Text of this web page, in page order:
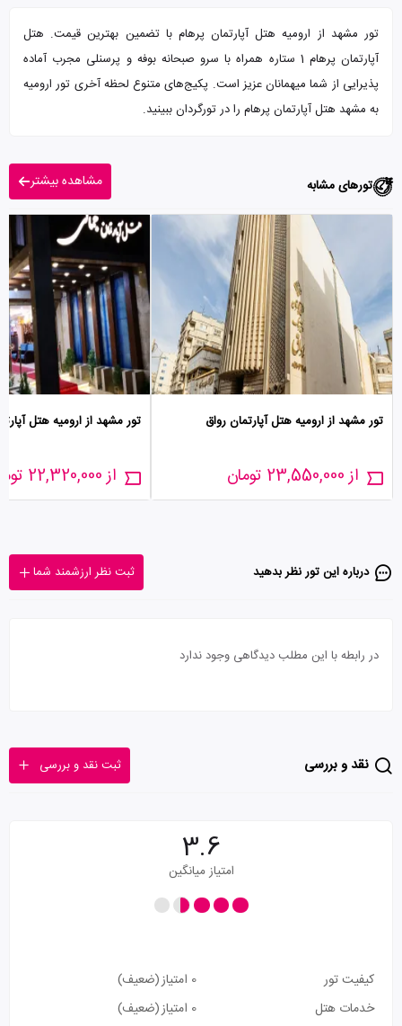
تور مشهد از ارومیه هتل آپارتمان پرهام با تضمین بهترین قیمت. هتل
آپارتمان پرهام 1 ستاره همراه با سرو صبحانه بوفه و پرسنلی مجرب آماده
پذیرایی از شما میهمانان عزیز است. پکیج‌های متنوع لحظه آخری تور ارومیه
به مشهد هتل آپارتمان پرهام را در تورگردان ببینید.
تورهای مشابه مشاهده بیشتر
تور مشهد از ارومیه هتل آپارتمان رواق
از 23,550,000 تومان
تور مشهد از ارومیه هتل
از 22,320,000 تومان
درباره این تور‌ نظر بدهید ثبت نظر ارزشمند شما
در رابطه با این مطلب دیدگاهی وجود ندارد
نقد و بررسی ثبت نقد و بررسی
3.6
امتیاز میانگین
کیفیت تور 0 امتیاز
(ضعیف)
خدمات هتل
0 امتیاز
(ضعیف)